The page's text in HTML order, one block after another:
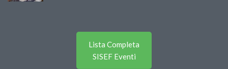
Lista Completa
SISEF Eventi